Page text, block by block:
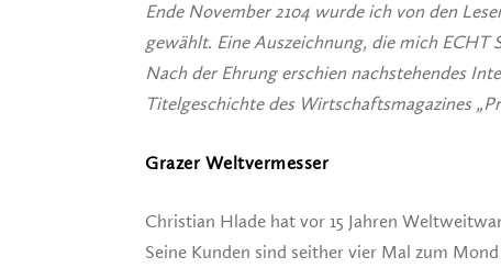
Ende November 2104 wurde ich von den
gewählt. Eine Auszeichnung, die mich ECHT
Nach der Ehrung erschien nachstehendes
Titelgeschichte des Wirtschaftsmagazines
Grazer Weltvermesser
Christian Hlade hat vor 15 Jahren
Seine Kunden sind seither vier Mal zum